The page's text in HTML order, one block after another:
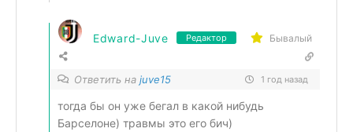
Edward-Juve Редактор Бывалый
Ответить на juve15 1 год назад
тогда бы он уже бегал в какой нибудь
Барселоне) травмы это его бич)